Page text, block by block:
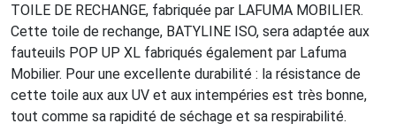
TOILE DE RECHANGE, fabriquée par LAFUMA MOBILIER.
Cette toile de rechange, BATYLINE ISO, sera adaptée aux
fauteuils POP UP XL fabriqués également par Lafuma
Mobilier. Pour une excellente durabilité : la résistance de
cette toile aux aux UV et aux intempéries est très bonne,
tout comme sa rapidité de séchage et sa respirabilité.